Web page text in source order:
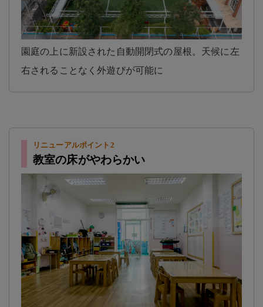
園庭の上に新設された自動開閉式の屋根。天候に左
右されることなく外遊びが可能に
リニューアルポイント2
教室の床がやわらかい